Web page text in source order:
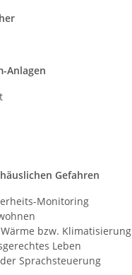
Anlagen
Gefahren
Monitoring
bzw. Klimatisierung
Leben
Sprachsteuerung